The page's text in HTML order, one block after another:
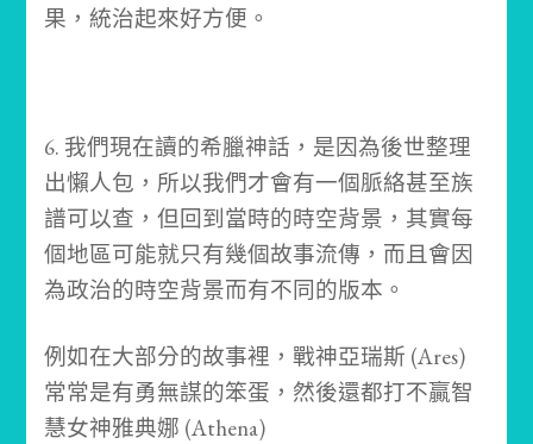
果，統治起來好方便。
6. 我們現在讀的希臘神話，是因為後世整理
出懶人包，所以我們才會有一個脈絡甚至族
譜可以查，但回到當時的時空背景，其實每
個地區可能就只有幾個故事流傳，而且會因
為政治的時空背景而有不同的版本。
例如在大部分的故事裡，戰神亞瑞斯 (Ares)
常常是有勇無謀的笨蛋，然後還都打不贏智
慧女神雅典娜 (Athena)